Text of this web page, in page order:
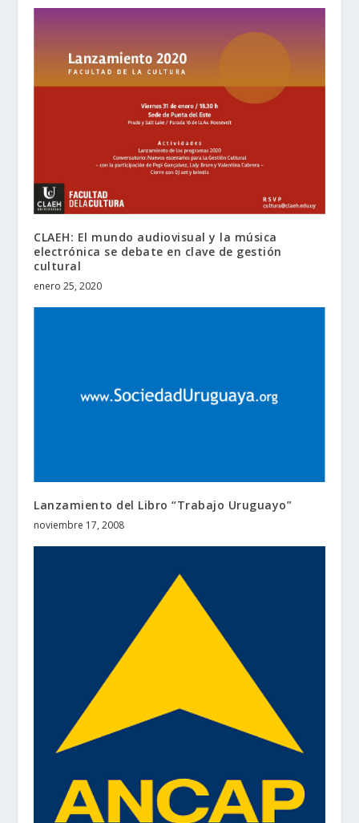
CLAEH: El mundo audiovisual y la música
electrónica se debate en clave de gestión
cultural
enero 25, 2020
Lanzamiento del Libro “Trabajo Uruguayo”
noviembre 17, 2008